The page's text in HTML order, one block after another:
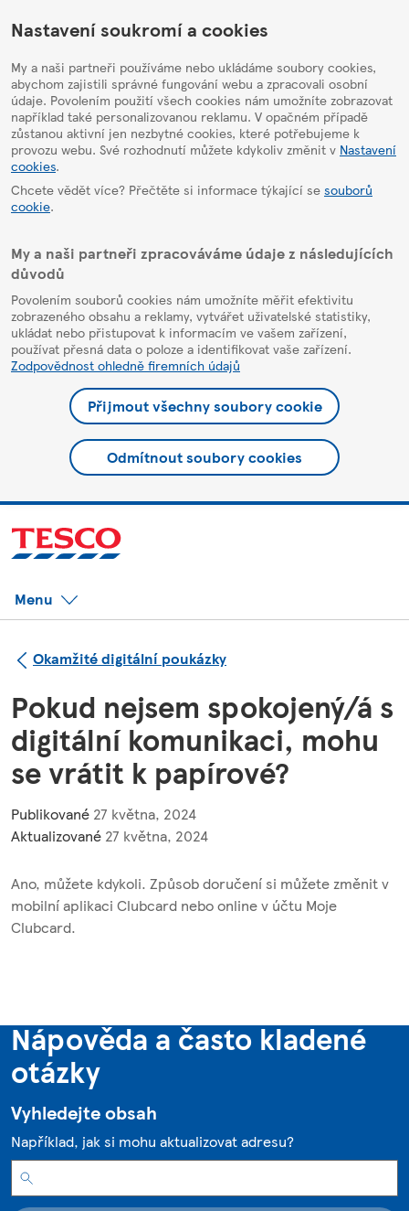
HelpPage
Nastavení soukromí a cookies
My a naši partneři používáme nebo ukládáme soubory cookies,
abychom zajistili správné fungování webu a zpracovali osobní
údaje. Povolením použití všech cookies nám umožníte zobrazovat
například také personalizovanou reklamu. V opačném případě
zůstanou aktivní jen nezbytné cookies, které potřebujeme k
provozu webu. Své rozhodnutí můžete kdykoliv změnit v Nastavení
cookies.
Chcete vědět více? Přečtěte si informace týkající se souborů
cookie.
My a naši partneři zpracováváme údaje z následujících
důvodů
Povolením souborů cookies nám umožníte měřit efektivitu
zobrazeného obsahu a reklamy, vytvářet uživatelské statistiky,
ukládat nebo přistupovat k informacím ve vašem zařízení,
používat přesná data o poloze a identifikovat vaše zařízení.
Zodpovědnost ohledně firemních údajů
Přijmout všechny soubory cookie
Odmítnout soubory cookies
Menu
Okamžité digitální poukázky
Pokud nejsem spokojený/á s
digitální komunikaci, mohu
se vrátit k papírové?
Publikované 27 května, 2024
Aktualizované 27 května, 2024
Ano, můžete kdykoli. Způsob doručení si můžete změnit v
mobilní aplikaci Clubcard nebo online v účtu Moje
Clubcard.
Nápověda a často kladené
otázky
Vyhledejte obsah
Například, jak si mohu aktualizovat adresu?